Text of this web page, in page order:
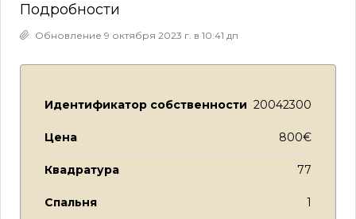
Подробности
Обновление 9 октября 2023 г. в 10:41 дп
Идентификатор собственности 20042300
Цена 800€
Квадратура 77
Спальня 1